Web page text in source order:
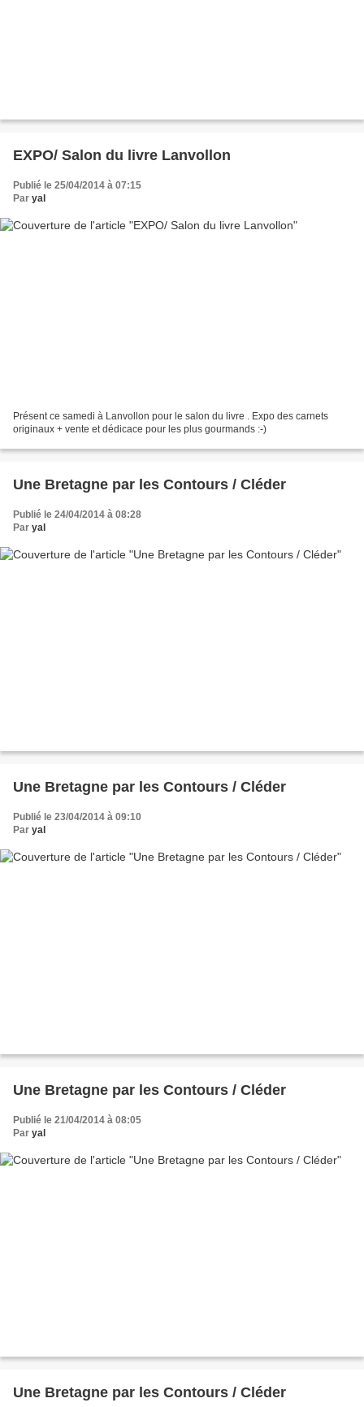
EXPO/ Salon du livre Lanvollon
Publié le 25/04/2014 à 07:15
Par yal
Présent ce samedi à Lanvollon pour le salon du livre . Expo des carnets
originaux + vente et dédicace pour les plus gourmands :-)
Une Bretagne par les Contours / Cléder
Publié le 24/04/2014 à 08:28
Par yal
Une Bretagne par les Contours / Cléder
Publié le 23/04/2014 à 09:10
Par yal
Une Bretagne par les Contours / Cléder
Publié le 21/04/2014 à 08:05
Par yal
Une Bretagne par les Contours / Cléder